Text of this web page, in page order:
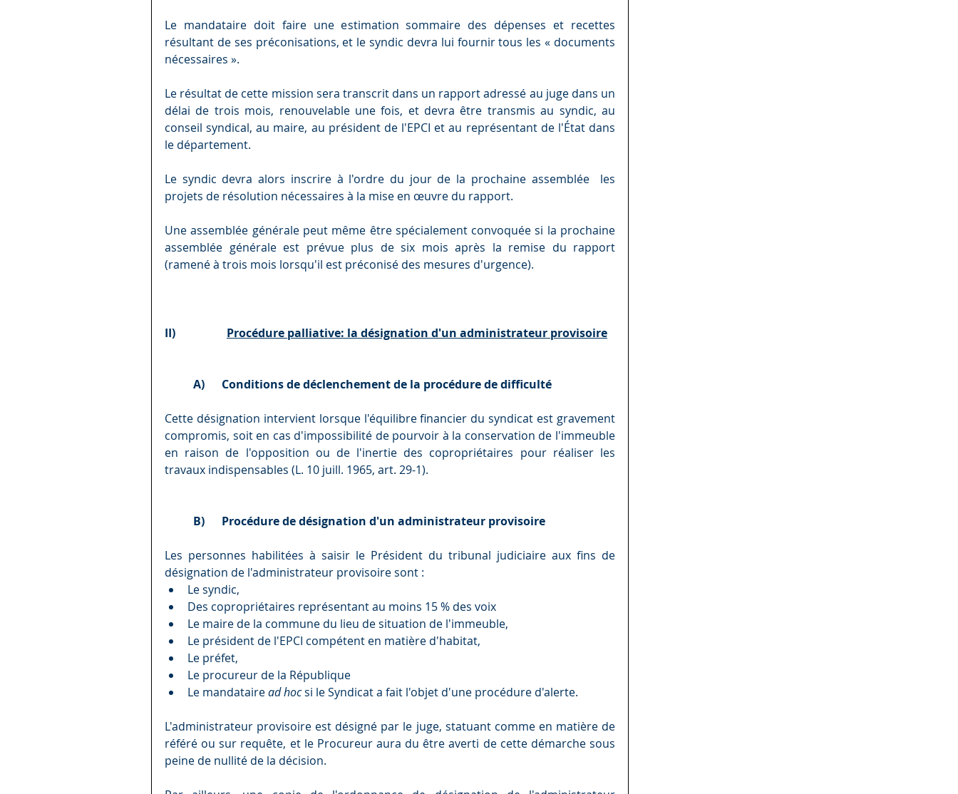
Le mandataire doit faire une estimation sommaire des dépenses et recettes
résultant de ses préconisations, et le syndic devra lui fournir tous les « documents
nécessaires ».
Le résultat de cette mission sera transcrit dans un rapport adressé au juge dans un
délai de trois mois, renouvelable une fois, et devra être transmis au syndic, au
conseil syndical, au maire, au président de l'EPCI et au représentant de l'État dans
le département.
Le syndic devra alors inscrire à l'ordre du jour de la prochaine assemblée  les
projets de résolution nécessaires à la mise en œuvre du rapport.
Une assemblée générale peut même être spécialement convoquée si la prochaine
assemblée générale est prévue plus de six mois après la remise du rapport
(ramené à trois mois lorsqu'il est préconisé des mesures d'urgence).
II) Procédure palliative: la désignation d'un administrateur provisoire
A)      Conditions de déclenchement de la procédure de difficulté
Cette désignation intervient lorsque l'équilibre financier du syndicat est gravement
compromis, soit en cas d'impossibilité de pourvoir à la conservation de l'immeuble
en raison de l'opposition ou de l'inertie des copropriétaires pour réaliser les
travaux indispensables (L. 10 juill. 1965, art. 29-1).
B)      Procédure de désignation d'un administrateur provisoire
Les personnes habilitées à saisir le Président du tribunal judiciaire aux fins de
désignation de l'administrateur provisoire sont :
Le syndic,
Des copropriétaires représentant au moins 15 % des voix
Le maire de la commune du lieu de situation de l'immeuble,
Le président de l'EPCI compétent en matière d'habitat,
Le préfet,
Le procureur de la République
Le mandataire ad hoc si le Syndicat a fait l'objet d'une procédure d'alerte.
L'administrateur provisoire est désigné par le juge, statuant comme en matière de
référé ou sur requête, et le Procureur aura du être averti de cette démarche sous
peine de nullité de la décision.